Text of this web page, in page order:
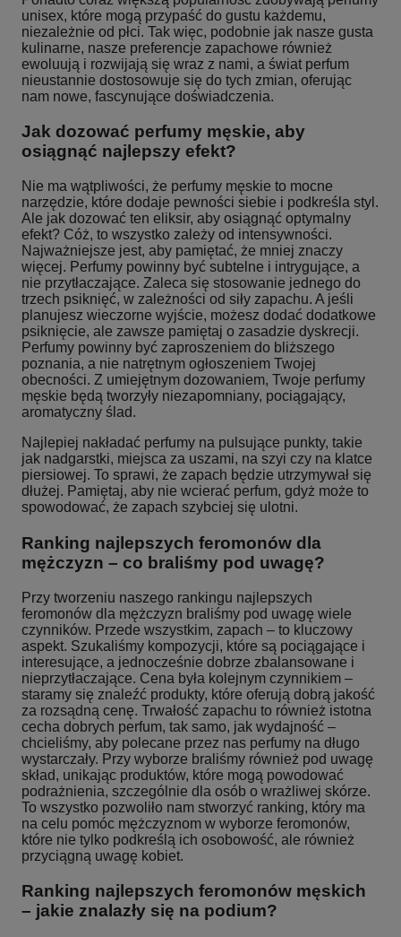
unisex, które mogą przypaść do gustu każdemu,
niezależnie od płci. Tak więc, podobnie jak nasze gusta
kulinarne, nasze preferencje zapachowe również
ewoluują i rozwijają się wraz z nami, a świat perfum
nieustannie dostosowuje się do tych zmian, oferując
nam nowe, fascynujące doświadczenia.
Jak dozować perfumy męskie, aby
osiągnąć najlepszy efekt?
Nie ma wątpliwości, że perfumy męskie to mocne
narzędzie, które dodaje pewności siebie i podkreśla styl.
Ale jak dozować ten eliksir, aby osiągnąć optymalny
efekt? Cóż, to wszystko zależy od intensywności.
Najważniejsze jest, aby pamiętać, że mniej znaczy
więcej. Perfumy powinny być subtelne i intrygujące, a
nie przytłaczające. Zaleca się stosowanie jednego do
trzech psiknięć, w zależności od siły zapachu. A jeśli
planujesz wieczorne wyjście, możesz dodać dodatkowe
psiknięcie, ale zawsze pamiętaj o zasadzie dyskrecji.
Perfumy powinny być zaproszeniem do bliższego
poznania, a nie natrętnym ogłoszeniem Twojej
obecności. Z umiejętnym dozowaniem, Twoje perfumy
męskie będą tworzyły niezapomniany, pociągający,
aromatyczny ślad.
Najlepiej nakładać perfumy na pulsujące punkty, takie
jak nadgarstki, miejsca za uszami, na szyi czy na klatce
piersiowej. To sprawi, że zapach będzie utrzymywał się
dłużej. Pamiętaj, aby nie wcierać perfum, gdyż może to
spowodować, że zapach szybciej się ulotni.
Ranking najlepszych feromonów dla
mężczyzn – co braliśmy pod uwagę?
Przy tworzeniu naszego rankingu najlepszych
feromonów dla mężczyzn braliśmy pod uwagę wiele
czynników. Przede wszystkim, zapach – to kluczowy
aspekt. Szukaliśmy kompozycji, które są pociągające i
interesujące, a jednocześnie dobrze zbalansowane i
nieprzytłaczające. Cena była kolejnym czynnikiem –
staramy się znaleźć produkty, które oferują dobrą jakość
za rozsądną cenę. Trwałość zapachu to również istotna
cecha dobrych perfum, tak samo, jak wydajność –
chcieliśmy, aby polecane przez nas perfumy na długo
wystarczały. Przy wyborze braliśmy również pod uwagę
skład, unikając produktów, które mogą powodować
podrażnienia, szczególnie dla osób o wrażliwej skórze.
To wszystko pozwoliło nam stworzyć ranking, który ma
na celu pomóc mężczyznom w wyborze feromonów,
które nie tylko podkreślą ich osobowość, ale również
przyciągną uwagę kobiet.
Ranking najlepszych feromonów męskich
– jakie znalazły się na podium?